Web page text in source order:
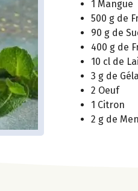
1 Mangue
500 g de
90 g de
400 g de
10 cl de
3 g de
2 Oeuf
1 Citron
2 g de